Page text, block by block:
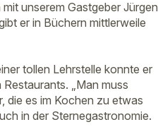
unserem Gastgeber Jürgen
er in Büchern mittlerweile
tollen Lehrstelle konnte er
„Man muss
die es im Kochen zu etwas
in der Sternegastronomie.